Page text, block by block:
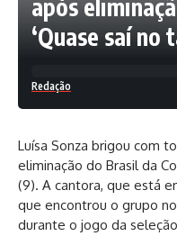
após
‘Quase saí no
Redação
Luísa Sonza brigou com
eliminação do Brasil da
(9). A cantora, que está
que encontrou o grupo
durante o jogo da